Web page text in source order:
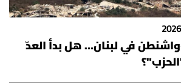
في لبنان… هل بدأ العدّ